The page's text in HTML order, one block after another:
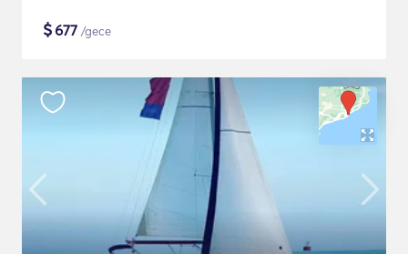
$677 /gece